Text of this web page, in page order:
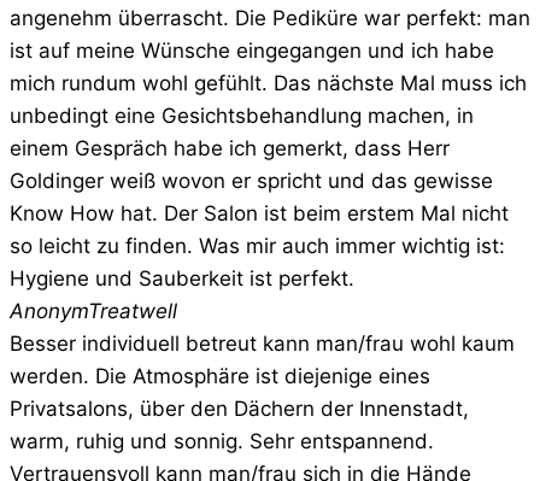
angenehm überrascht. Die Pediküre war perfekt: man
ist auf meine Wünsche eingegangen und ich habe
mich rundum wohl gefühlt. Das nächste Mal muss ich
unbedingt eine Gesichtsbehandlung machen, in
einem Gespräch habe ich gemerkt, dass Herr
Goldinger weiß wovon er spricht und das gewisse
Know How hat. Der Salon ist beim erstem Mal nicht
so leicht zu finden. Was mir auch immer wichtig ist:
Hygiene und Sauberkeit ist perfekt.
AnonymTreatwell
Besser individuell betreut kann man/frau wohl kaum
werden. Die Atmosphäre ist diejenige eines
Privatsalons, über den Dächern der Innenstadt,
warm, ruhig und sonnig. Sehr entspannend.
Vertrauensvoll kann man/frau sich in die Hände